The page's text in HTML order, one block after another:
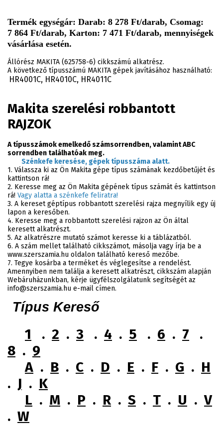
Termék egységár: Darab: 8 278 Ft/darab, Csomag:
7 864 Ft/darab, Karton: 7 471 Ft/darab, mennyiségek
vásárlása esetén.
Állórész MAKITA (625758-6) cikkszámú alkatrész.
A következő típusszámú MAKITA gépek javításához használható:
HR4001C, HR4010C, HR4011C
Makita szerelési robbantott
RAJZOK
A típusszámok emelkedő számsorrendben, valamint ABC
sorrendben találhatóak meg.
Szénkefe keresése, gépek típusszáma alatt.
1. Válassza ki az Ön Makita gépe típus számának kezdőbetűjét és
kattintson rá!
2. Keresse meg az Ön Makita gépének típus számát és kattintson
rá! Vagy alatta a szénkefe feliratra!
3. A kereset géptípus robbantott szerelési rajza megnyílik egy új
lapon a keresőben.
4. Keresse meg a robbantott szerelési rajzon az Ön által
keresett alkatrészt.
5. Az alkatrészre mutató számot keresse ki a táblázatból.
6. A szám mellet található cikkszámot, másolja vagy írja be a
www.szerszamia.hu oldalon található kereső mezőbe.
7. Tegye kosárba a terméket és véglegesítse a rendelést.
Amennyiben nem találja a keresett alkatrészt, cikkszám alapján
Webáruházunkban, kérje ügyfélszolgálatunk segítségét az
info@szerszamia.hu e-mail címen.
Típus Kereső
1 . 2 . 3 . 4 . 5 . 6 . 7 .
8 . 9
A . B . C . D . E . F . G . H
. J . K
L . M . P . R . S . T . U .V
. W